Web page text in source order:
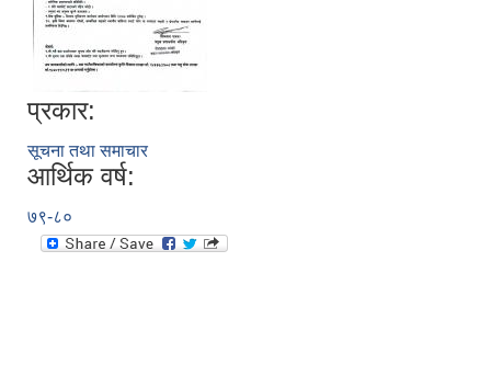
प्रकार:
सूचना तथा समाचार
आर्थिक वर्ष:
७९-८०